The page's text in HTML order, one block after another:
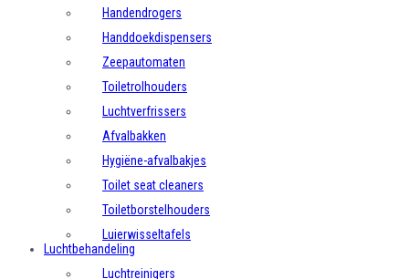
Handendrogers
Handdoekdispensers
Zeepautomaten
Toiletrolhouders
Luchtverfrissers
Afvalbakken
Hygiëne-afvalbakjes
Toilet seat cleaners
Toiletborstelhouders
Luierwisseltafels
Luchtbehandeling
Luchtreinigers